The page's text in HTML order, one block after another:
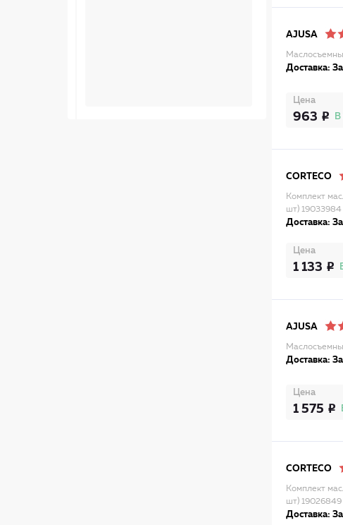
AJUSA
Доставка:
Цена
963
CORTECO
Комплект
шт) 19033984
Доставка:
Цена
1 133
AJUSA
Доставка:
Цена
1 575
CORTECO
Комплект
шт) 19026849
Доставка: